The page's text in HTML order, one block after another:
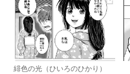
緋色の光（ひいろのひかり）